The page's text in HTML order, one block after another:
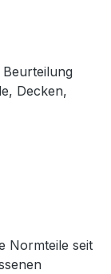
Decken,
Normteile seit